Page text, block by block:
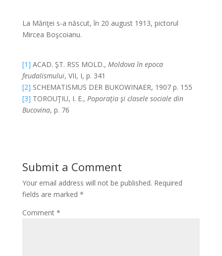
La Măriţei s-a născut, în 20 august 1913, pictorul
Mircea Boşcoianu.
[1] ACAD. ŞT. RSS MOLD., Moldova în epoca
feudalismului, VII, I, p. 341
[2] SCHEMATISMUS DER BUKOWINAER, 1907 p. 155
[3] TOROUŢIU, I. E., Poporaţia şi clasele sociale din
Bucovina, p. 76
Submit a Comment
Your email address will not be published. Required
fields are marked *
Comment *